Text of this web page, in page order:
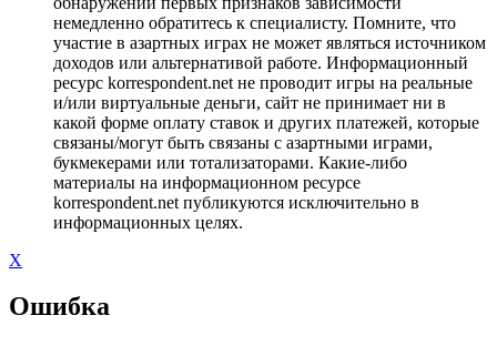
немедленно обратитесь к специалисту. Помните, что
участие в азартных играх не может являться источником
доходов или альтернативой работе. Информационный
ресурс korrespondent.net не проводит игры на реальные
и/или виртуальные деньги, сайт не принимает ни в
какой форме оплату ставок и других платежей, которые
связаны/могут быть связаны с азартными играми,
букмекерами или тотализаторами. Какие-либо
материалы на информационном ресурсе
korrespondent.net публикуются исключительно в
информационных целях.
X
Ошибка